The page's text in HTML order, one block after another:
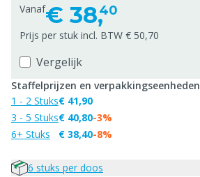
Vanaf€ 38,40
Prijs per stuk incl. BTW € 50,70
Vergelijk
Staffelprijzen en verpakkingseenheden
1 - 2 Stuks
3 - 5 Stuks
6+ Stuks
€ 41,90
€ 40,80
€ 38,40
-3%
-8%
6 stuks per doos